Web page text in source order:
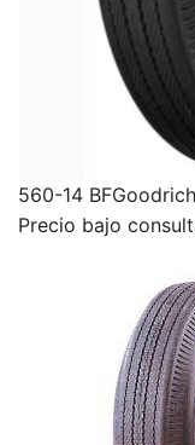
560-14
Precio bajo